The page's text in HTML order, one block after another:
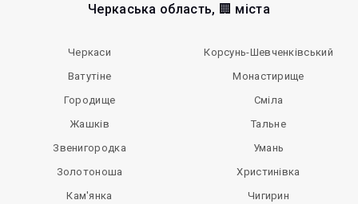
Черкаська область, 🏢 міста
Черкаси
Ватутіне
Городище
Жашків
Звенигородка
Золотоноша
Кам'янка
Корсунь-Шевченківський
Монастирище
Сміла
Тальне
Умань
Христинівка
Чигирин